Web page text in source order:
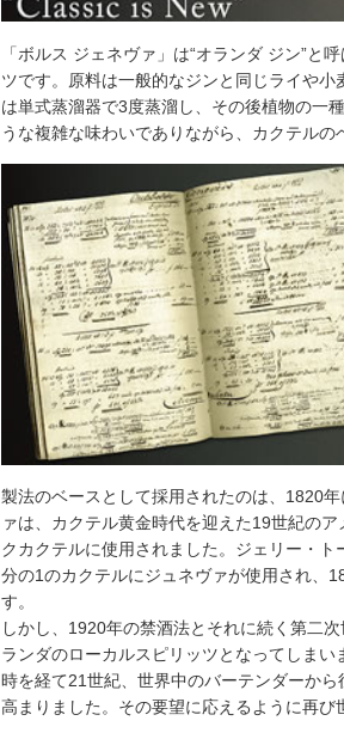
「ボルス ジェネヴァ」は“オランダ ジン”
ツです。原料は一般的なジンと同じライや
は単式蒸溜器で3度蒸溜し、その後植物の一
うな複雑な味わいでありながら、カクテル
製法のベースとして採用されたのは、1820
ァは、カクテル黄金時代を迎えた19世紀の
クカクテルに使用されました。ジェリー・
分の1のカクテルにジュネヴァが使用され、
す。
しかし、1920年の禁酒法とそれに続く第二
ランダのローカルスピリッツとなってしまい
時を経て21世紀、世界中のバーテンダーか
高まりました。その要望に応えるように再び